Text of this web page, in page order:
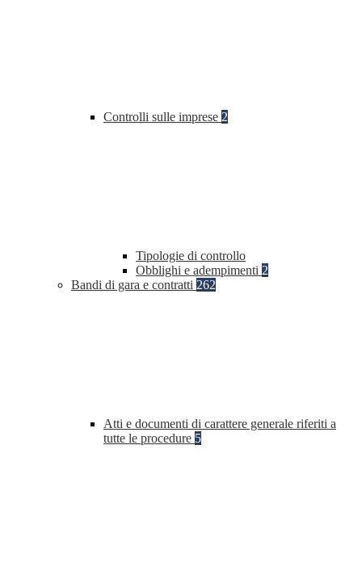
Controlli sulle imprese 2
Tipologie di controllo
Obblighi e adempimenti 2
Bandi di gara e contratti 262
Atti e documenti di carattere generale riferiti a
tutte le procedure 5